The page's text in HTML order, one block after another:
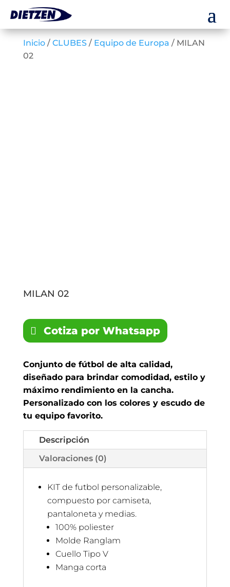
Inicio/ CLUBES/ Equipo de Europa / MILAN
02
MILAN 02
Cotiza por Whatsapp
Conjunto de fútbol de alta calidad,
diseñado para brindar comodidad, estilo y
máximo rendimiento en la cancha.
Personalizado con los colores y escudo de
tu equipo favorito.
Descripción
Valoraciones (0)
KIT de futbol personalizable,
compuesto por camiseta,
pantaloneta y medias.
100% poliester
Molde Ranglam
Cuello Tipo V
Manga corta